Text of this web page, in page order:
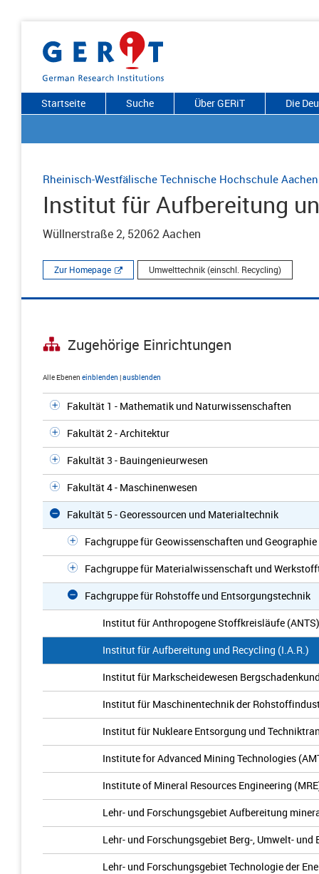
Startseite Suche Über GERiT Die
Rheinisch-Westfälische Technische Hochschule Aachen
Institut für Aufbereitung
Wüllnerstraße 2, 52062 Aachen
Zur Homepage Umwelttechnik (einschl. Recycling)
Zugehörige Einrichtungen
Alle Ebenen einblenden |ausblenden
Fakultät 1 - Mathematik und Naturwissenschaften
Fakultät 2 - Architektur
Fakultät 3 - Bauingenieurwesen
Fakultät 4 - Maschinenwesen
Fakultät 5 - Georessourcen und Materialtechnik
Fachgruppe für Geowissenschaften und Geographie
Fachgruppe für Materialwissenschaft und
Fachgruppe für Rohstoffe und Entsorgungstechnik
Institut für Anthropogene Stoffkreisläufe (ANTS)
Institut für Aufbereitung und Recycling (I.A.R.)
Institut für Markscheidewesen
Institut für Maschinentechnik der
Institut für Nukleare Entsorgung und
Institute for Advanced Mining Technologies
Institute of Mineral Resources Engineering
Lehr- und Forschungsgebiet Aufbereitung
Lehr- und Forschungsgebiet Berg-, Umwelt- und
Lehr- und Forschungsgebiet Technologie der